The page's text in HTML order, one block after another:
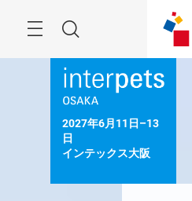
Search
2027年6月11日–13
日
インテックス大阪